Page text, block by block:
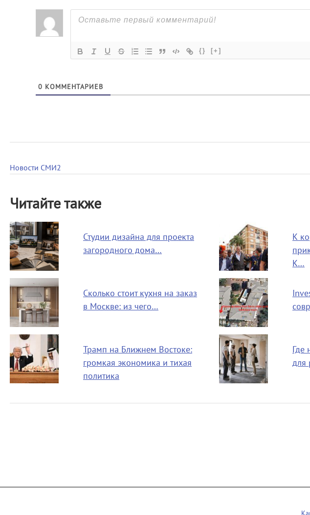
{} [+]
0 КОММЕНТАРИЕВ
Новости СМИ2
Читайте также
Студии дизайна для проекта
загородного дома…
К
К…
Сколько стоит кухня на заказ
в Москве: из чего…
Трамп на Ближнем Востоке:
громкая экономика и тихая
политика
Где
для